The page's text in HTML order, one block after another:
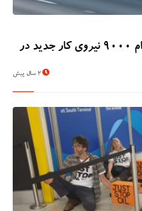
شرکت بزرگ توزیع Evri قصد استخدام ۹۰۰۰ نیروی کار جدید در
2 سال پیش